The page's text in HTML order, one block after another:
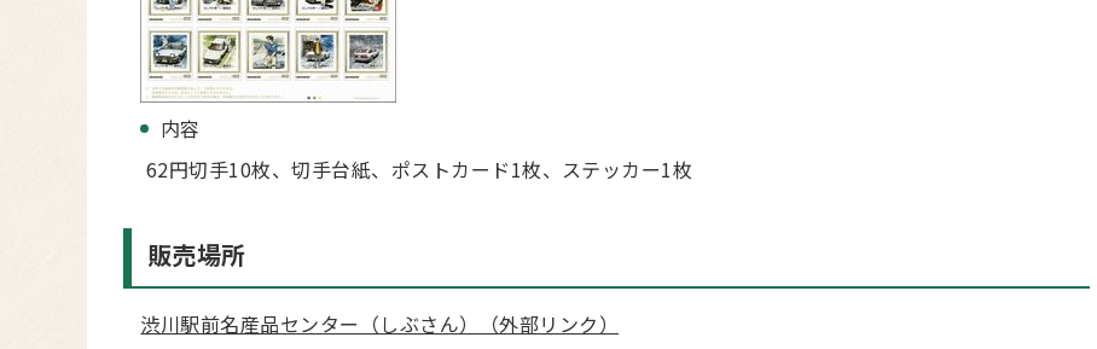
内容
62円切手10枚、切手台紙、ポストカード1枚、ステッカー1枚
販売場所
渋川駅前名産品センター（しぶさん）（外部リンク）